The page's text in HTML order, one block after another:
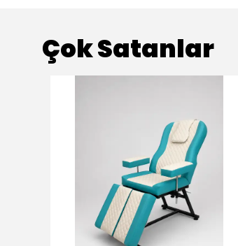
Çok Satanlar